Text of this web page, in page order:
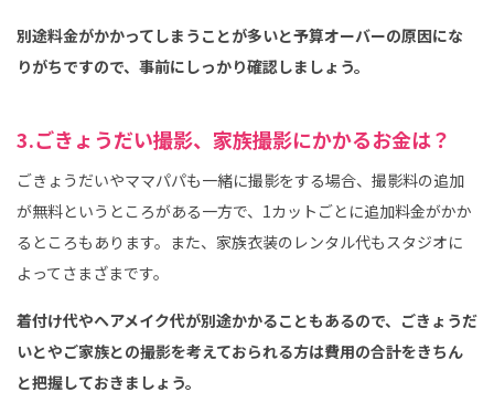
別途料金がかかってしまうことが多いと予算オーバーの原因にな
りがちですので、事前にしっかり確認しましょう。
3.ごきょうだい撮影、家族撮影にかかるお金は？
ごきょうだいやママパパも一緒に撮影をする場合、撮影料の追加
が無料というところがある一方で、1カットごとに追加料金がかか
るところもあります。また、家族衣装のレンタル代もスタジオに
よってさまざまです。
着付け代やヘアメイク代が別途かかることもあるので、ごきょうだ
いとやご家族との撮影を考えておられる方は費用の合計をきちん
と把握しておきましょう。